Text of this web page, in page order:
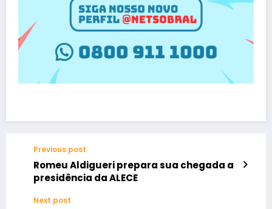
Previous post
Romeu Aldigueri prepara sua chegada a
presidência da ALECE
Next post